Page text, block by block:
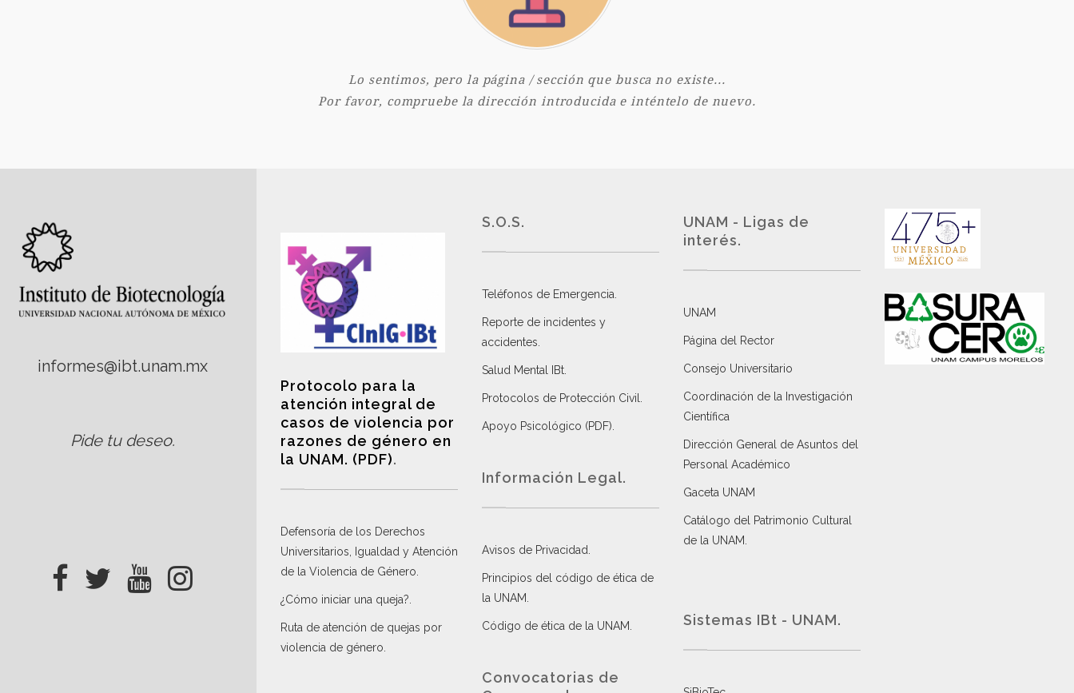
Lo sentimos, pero la página / sección que busca no existe...
Por favor, compruebe la dirección introducida e inténtelo de nuevo.
informes@ibt.unam.mx
Pide tu deseo.
Protocolo para la
atención integral de
casos de violencia por
razones de género en
la UNAM. (PDF).
Defensoría de los Derechos
Universitarios, Igualdad y Atención
de la Violencia de Género
¿Cómo iniciar una queja?
Ruta de atención de quejas por
violencia de género
S.O.S.
Teléfonos de Emergencia.
Reporte de incidentes y
accidentes
Salud Mental IBt
Protocolos de Protección Civil
Apoyo Psicológico (PDF)
Información Legal.
Avisos de Privacidad
Principios del código de ética de
la UNAM
Código de ética de la UNAM
Convocatorias de
UNAM - Ligas de
interés.
UNAM
Página del Rector
Consejo Universitario
Coordinación de la Investigación
Científica
Dirección General de Asuntos del
Personal Académico
Gaceta UNAM
Catálogo del Patrimonio Cultural
de la UNAM.
Sistemas IBt - UNAM.